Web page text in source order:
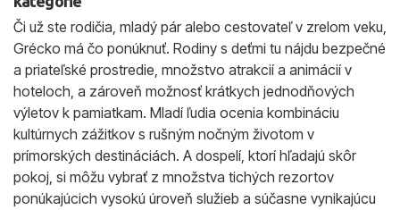
Či už ste rodičia, mladý pár alebo cestovateľ v zrelom veku,
Grécko má čo ponúknuť. Rodiny s deťmi tu nájdu bezpečné
a priateľské prostredie, množstvo atrakcií a animácií v
hoteloch, a zároveň možnosť krátkych jednodňových
výletov k pamiatkam. Mladí ľudia ocenia kombináciu
kultúrnych zážitkov s rušným nočným životom v
prímorských destináciách. A dospelí, ktorí hľadajú skôr
pokoj, si môžu vybrať z množstva tichých rezortov
ponúkajúcich vysokú úroveň služieb a súčasne vynikajúcu